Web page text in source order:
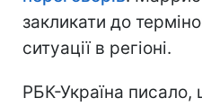
закликати до
ситуації в регіоні.
РБК-Україна писало,